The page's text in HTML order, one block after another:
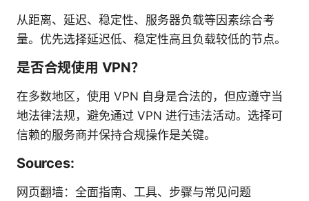
从距离、延迟、稳定性、服务器负载等因素综合考
量。优先选择延迟低、稳定性高且负载较低的节点。
是否合规使用 VPN？
在多数地区，使用 VPN 自身是合法的，但应遵守当
地法律法规，避免通过 VPN 进行违法活动。选择可
信赖的服务商并保持合规操作是关键。
Sources:
网页翻墙：全面指南、工具、步骤与常见问题